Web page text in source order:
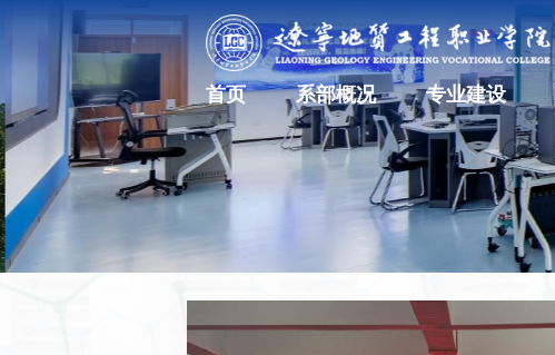
首页 系部概况 专业建设